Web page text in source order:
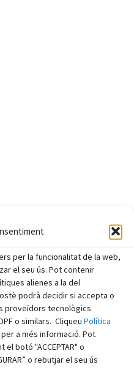
per la funcionalitat de la web,
el seu ús. Pot contenir
alienes a la del
podrà decidir si accepta o
proveïdors tecnològics
o similars. Cliqueu Política
per a més informació. Pot
botó "ACCEPTAR" o
o rebutjar el seu ús